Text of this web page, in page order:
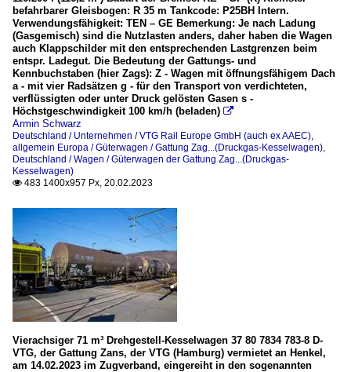
befahrbarer Gleisbogen: R 35 m Tankcode: P25BH Intern.
Verwendungsfähigkeit: TEN – GE Bemerkung: Je nach Ladung
(Gasgemisch) sind die Nutzlasten anders, daher haben die Wagen
auch Klappschilder mit den entsprechenden Lastgrenzen beim
entspr. Ladegut. Die Bedeutung der Gattungs- und
Kennbuchstaben (hier Zags): Z - Wagen mit öffnungsfähigem Dach
a - mit vier Radsätzen g - für den Transport von verdichteten,
verflüssigten oder unter Druck gelösten Gasen s -
Höchstgeschwindigkeit 100 km/h (beladen) 
Armin Schwarz
Deutschland / Unternehmen / VTG Rail Europe GmbH (auch ex AAEC),
allgemein Europa / Güterwagen / Gattung Zag...(Druckgas-Kesselwagen),
Deutschland / Wagen / Güterwagen der Gattung Zag...(Druckgas-
Kesselwagen)
 483 1400x957 Px, 20.02.2023
Vierachsiger 71 m³ Drehgestell-Kesselwagen 37 80 7834 783-8 D-
VTG, der Gattung Zans, der VTG (Hamburg) vermietet an Henkel,
am 14.02.2023 im Zugverband, eingereiht in den sogenannten